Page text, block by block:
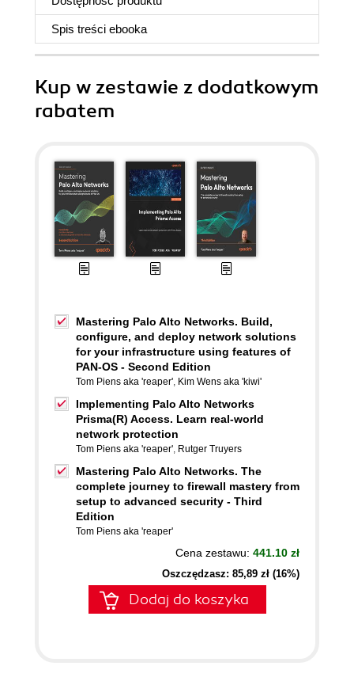
Spis treści ebooka
Kup w zestawie z dodatkowym
rabatem
Mastering Palo Alto Networks. Build,
configure, and deploy network solutions
for your infrastructure using features of
PAN-OS - Second Edition
Tom Piens aka 'reaper', Kim Wens aka 'kiwi'
Implementing Palo Alto Networks
Prisma(R) Access. Learn real-world
network protection
Tom Piens aka 'reaper', Rutger Truyers
Mastering Palo Alto Networks. The
complete journey to firewall mastery from
setup to advanced security - Third
Edition
Tom Piens aka 'reaper'
Cena zestawu: 441.10 zł
Oszczędzasz: 85,89 zł (16%)
Dodaj do koszyka